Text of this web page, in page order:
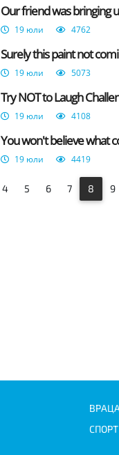
Our friend was bringing
19 юли 4762
Surely this paint not
19 юли 5073
Try NOT to Laugh
19 юли 4108
You won't believe what
19 юли 4419
4 5 6 7 8 9
СПОРТ